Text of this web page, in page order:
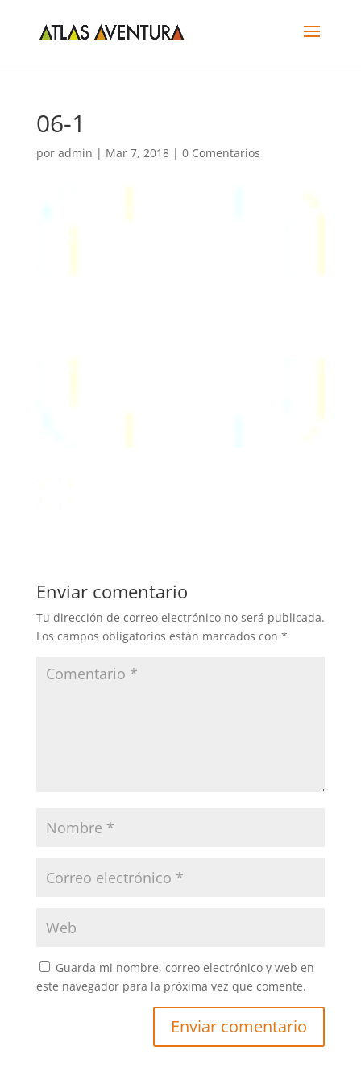
06-1
por admin | Mar 7, 2018| 0 Comentarios
Enviar comentario
Tu dirección de correo electrónico no será publicada.
Los campos obligatorios están marcados con *
Guarda mi nombre, correo electrónico y web en
este navegador para la próxima vez que comente.